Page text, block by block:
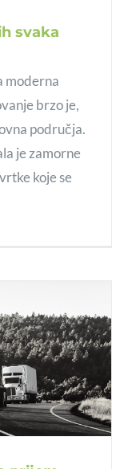
svaka
moderna
brzo je,
područja.
je zamorne
koje se